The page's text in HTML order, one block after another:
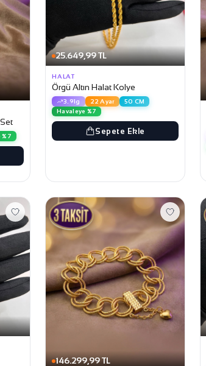
%7
25.649,99 TL
HALAT
Örgü Altın Halat Kolye
3.91g 22 Ayar
50 CM
Havaleye %7
Sepete Ekle
146.299,99 TL